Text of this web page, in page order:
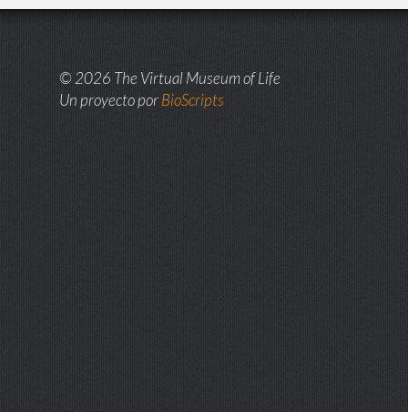
© 2026 The Virtual Museum of Life
Un proyecto porBioScripts